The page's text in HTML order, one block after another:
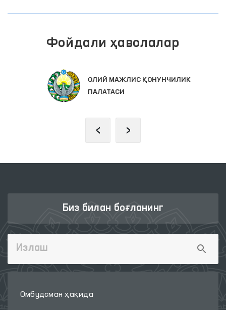
Фойдали ҳаволалар
ОЛИЙ МАЖЛИС ҚОНУНЧИЛИК
ПАЛАТАСИ
‹ ›
Биз билан боғланинг
Омбудсман ҳақида